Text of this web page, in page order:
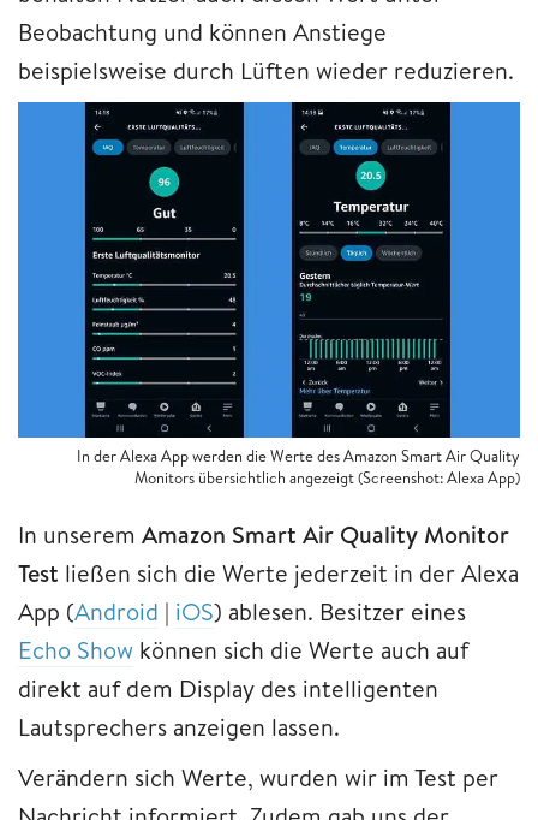
Beobachtung und können Anstiege
beispielsweise durch Lüften wieder reduzieren.
In der Alexa App werden die Werte des Amazon Smart Air Quality
Monitors übersichtlich angezeigt (Screenshot: Alexa App)
In unserem Amazon Smart Air Quality Monitor
Test ließen sich die Werte jederzeit in der Alexa
App (Android | iOS) ablesen. Besitzer eines
Echo Show können sich die Werte auch auf
direkt auf dem Display des intelligenten
Lautsprechers anzeigen lassen.
Verändern sich Werte, wurden wir im Test per